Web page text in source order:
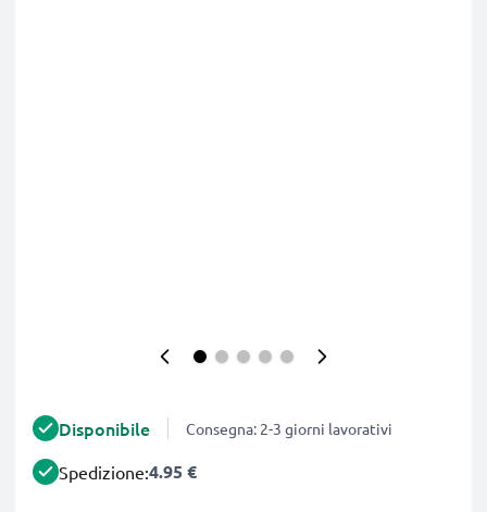
Disponibile Consegna: 2-3 giorni lavorativi
Spedizione:4.95 €